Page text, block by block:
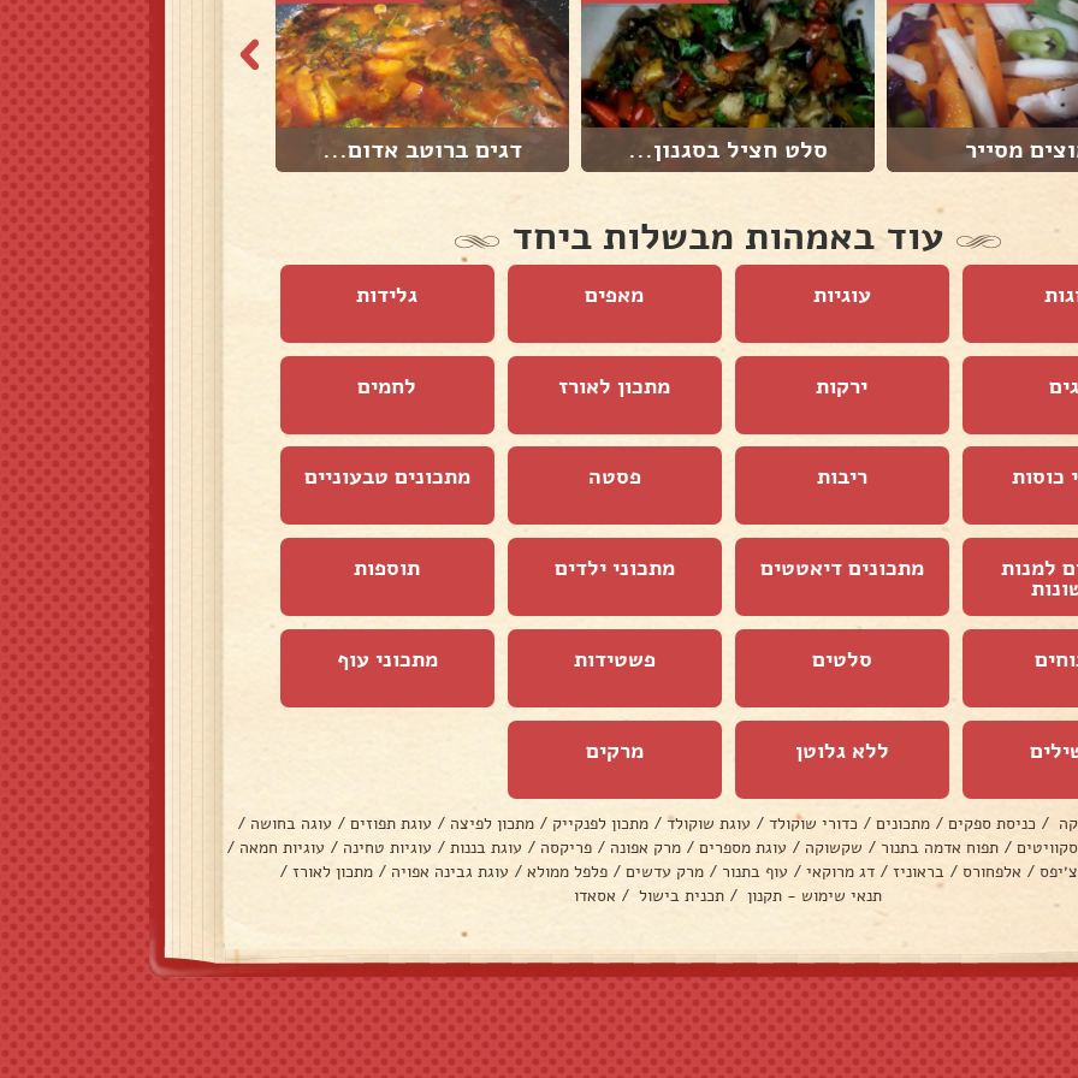
מסייר סלט חציל בסגנון... דגים ברוטב אדום...
עוד באמהות מבשלות ביחד
עוגיות מאפים גלידות
ירקות מתכון לאורז לחמים
כוסות ריבות פסטה מתכונים טבעוניים
למנות מתכונים דיאטטים מתכוני ילדים תוספות
סלטים פשטידות מתכוני עוף
ללא גלוטן מרקים
/ כניסת ספקים / מתכונים / כדורי שוקולד / עוגת שוקולד / מתכון לפנקייק / מתכון לפיצה / עוגת תפוזים / עוגה בחושה /
/ תפוח אדמה בתנור / שקשוקה / עוגת מספרים / מרק אפונה / פריקסה / עוגת בננות / עוגיות טחינה / עוגיות חמאה /
/ אלפחורס / בראוניז / דג מרוקאי / עוף בתנור / מרק עדשים / פלפל ממולא / עוגת גבינה אפויה / מתכון לאורז /
תנאי שימוש - תקנון / תכנית בישול / אסאדו